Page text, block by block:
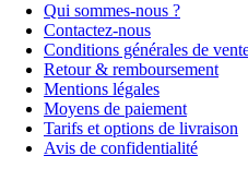
Qui sommes-nous ?
Contactez-nous
Conditions générales de
Retour & remboursement
Mentions légales
Moyens de paiement
Tarifs et options de livraison
Avis de confidentialité